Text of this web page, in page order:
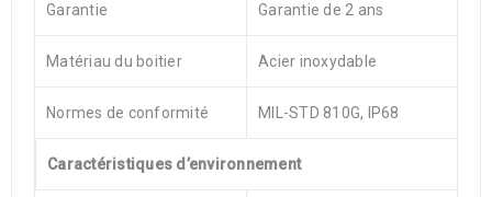
Garantie Garantie de 2 ans
Matériau du boitier Acier inoxydable
Normes de conformité MIL-STD 810G, IP68
Caractéristiques d’environnement